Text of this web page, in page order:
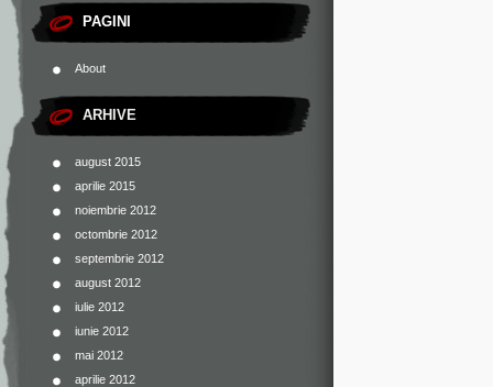
PAGINI
About
ARHIVE
august 2015
aprilie 2015
noiembrie 2012
octombrie 2012
septembrie 2012
august 2012
iulie 2012
iunie 2012
mai 2012
aprilie 2012